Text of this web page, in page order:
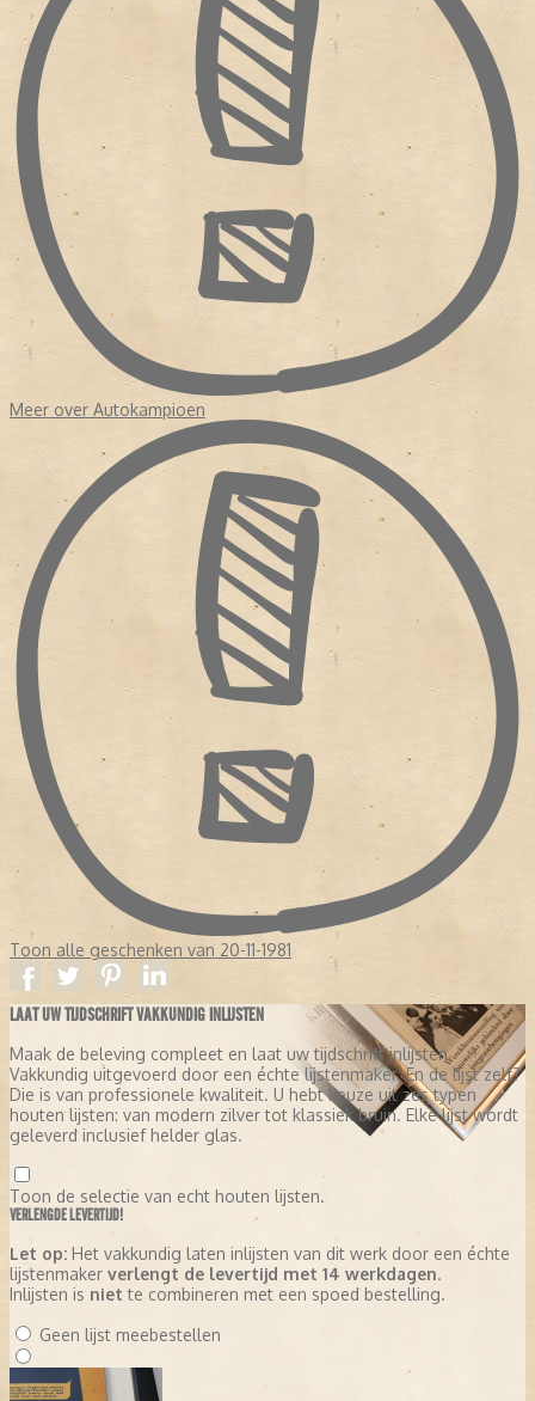
inkomsten geleidelijk aan terug. Daarop besloot ANWB in 2010 de
laatste editie van 'Autokampioen' uit te brengen op 26 oktober.
Bron:
Magazine! 150 jaar publiekstijdschriften
Meer over Autokampioen
Toon alle geschenken van 20-11-1981
LAAT UW TIJDSCHRIFT VAKKUNDIG INLIJSTEN
Maak de beleving compleet en laat uw tijdschrift inlijsten.
Vakkundig uitgevoerd door een échte lijstenmaker. En de lijst zelf?
Die is van professionele kwaliteit. U hebt keuze uit zes typen
houten lijsten: van modern zilver tot klassiek bruin. Elke lijst wordt
geleverd inclusief helder glas.
Toon de selectie van echt houten lijsten.
VERLENGDE LEVERTIJD!
Let op: Het vakkundig laten inlijsten van dit werk door een échte
lijstenmaker verlengt de levertijd met 14 werkdagen.
Inlijsten is niet te combineren met een spoed bestelling.
Geen lijst meebestellen